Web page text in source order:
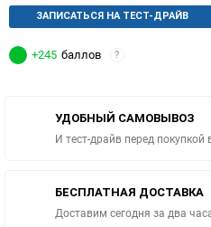
ЗАПИСАТЬСЯ НА ТЕСТ-ДРАЙВ
+245 баллов ?
УДОБНЫЙ САМОВЫВОЗ
И тест-драйв перед покупкой
БЕСПЛАТНАЯ ДОСТАВКА
Доставим сегодня за два